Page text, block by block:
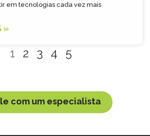
em tecnologias cada vez mais
»
1 2 3 4 5
com um especialista